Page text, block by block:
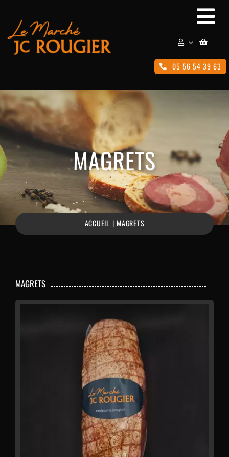
contenu
ACCUEIL
FOIE GRAS
MAGRETS
JAMBONS
SAUCISSONS & CHORIZOS
PÂTÉS & CONFITS
FROMAGE & CONDIMENTS
05 56 54 39 63
MAGRETS
ACCUEIL MAGRETS
MAGRETS